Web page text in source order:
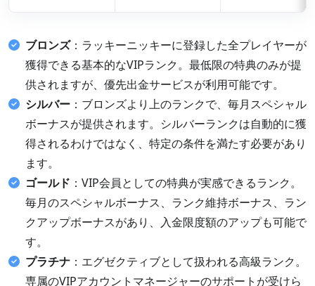
ブロンズ：ラッキーニッキーに登録した全プレイヤーが
獲得できる基本的なVIPランク。最低限の特典のみが提
供されますが、優先出金サービスが利用可能です。
シルバー ：ブロンズより上のランクで、毎月スペシャル
ボーナスが提供されます。シルバーランクは自動的に獲
得されるわけではなく、特定の条件を満たす必要があり
ます。
ゴールド ：VIP会員としての特典が実感できるランク。
毎月のスペシャルボーナス、ランク維持ボーナス、ラン
クアップボーナスがあり、入金限度額のアップも可能で
す。
プラチナ ：エグゼクティブとして扱われる高級ランク。
専属のVIPアカウントマネージャーのサポートが受けら